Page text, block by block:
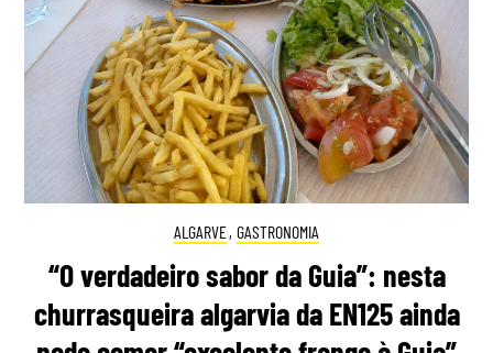
ALGARVE, GASTRONOMIA
“O verdadeiro sabor da Guia”: nesta
churrasqueira algarvia da EN125 ainda